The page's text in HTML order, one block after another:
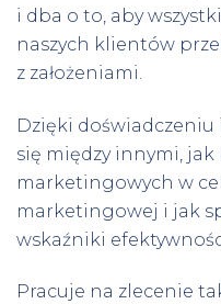
i dba o to, aby
naszych klientów
z założeniami.
Dzięki doświadczeniu
się między innymi, jak
marketingowych w
marketingowej i jak
wskaźniki
Pracuje na zlecenie